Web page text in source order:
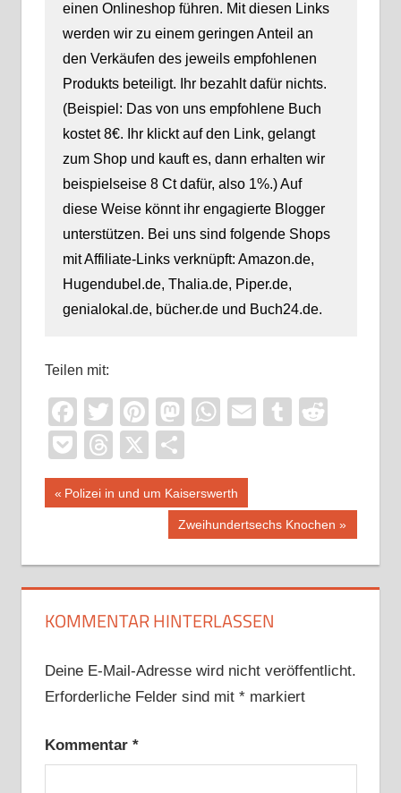
einen Onlineshop führen. Mit diesen Links
werden wir zu einem geringen Anteil an
den Verkäufen des jeweils empfohlenen
Produkts beteiligt. Ihr bezahlt dafür nichts.
(Beispiel: Das von uns empfohlene Buch
kostet 8€. Ihr klickt auf den Link, gelangt
zum Shop und kauft es, dann erhalten wir
beispielseise 8 Ct dafür, also 1%.) Auf
diese Weise könnt ihr engagierte Blogger
unterstützen. Bei uns sind folgende Shops
mit Affiliate-Links verknüpft: Amazon.de,
Hugendubel.de, Thalia.de, Piper.de,
genialokal.de, bücher.de und Buch24.de.
Teilen mit:
Facebook
TwitterPinterest
Mastodon
WhatsApp
EmailTumblr
PocketThreads
X
Beitragsnavigation
Vorheriger
Polizei in und um Kaiserswerth
Nächster
Zweihundertsechs Knochen
KOMMENTAR HINTERLASSEN
Deine E-Mail-Adresse wird nicht veröffentlicht.
Erforderliche Felder sind mit *markiert
Kommentar *